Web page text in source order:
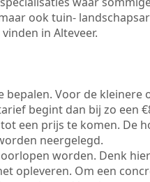
ook tuin-
in Alteveer.
Voor de kleinere
begint dan bij zo een
een prijs te komen. De
neergelegd.
worden. Denk
opleveren. Om een